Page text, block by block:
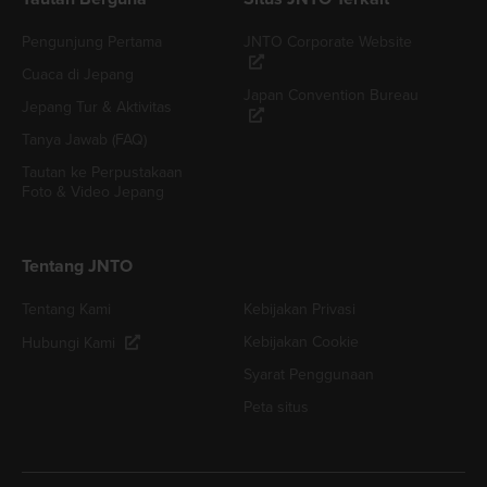
Tentang JNTO